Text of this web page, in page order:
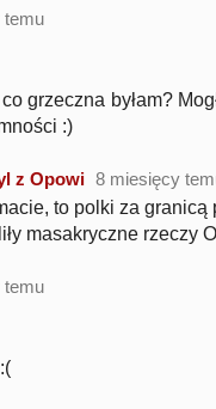
temu
grzeczna byłam?
:)
z Opowi 8 miesięcy
to polki za granicą
masakryczne rzeczy
temu